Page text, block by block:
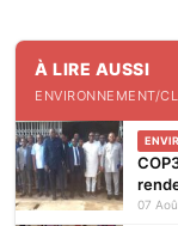
À LIRE AUSSI
ENVIRONNEMENT/
07